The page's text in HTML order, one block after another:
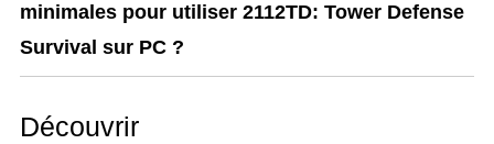
minimales pour utiliser 2112TD: Tower Defense
Survival sur PC ?
Découvrir